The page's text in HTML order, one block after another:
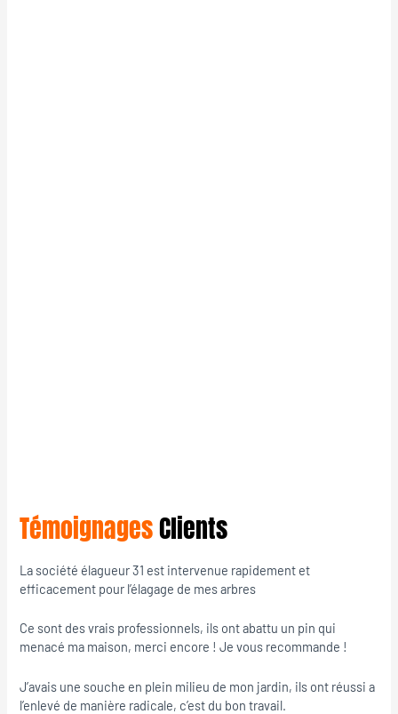
TémoignagesClients
La société élagueur 31 est intervenue rapidement et
efficacement pour l’élagage de mes arbres
Ce sont des vrais professionnels, ils ont abattu un pin qui
menacé ma maison, merci encore ! Je vous recommande !
J’avais une souche en plein milieu de mon jardin, ils ont réussi a
l’enlevé de manière radicale, c’est du bon travail.